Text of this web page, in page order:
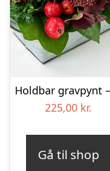
225,00 kr.
Gå til shop